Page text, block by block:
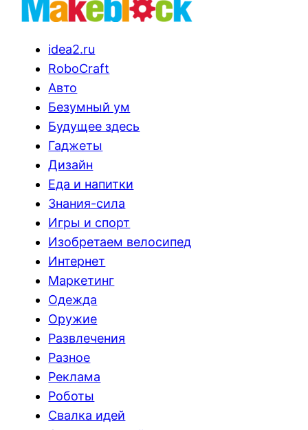
idea2.ru
RoboCraft
Авто
Безумный ум
Будущее здесь
Гаджеты
Дизайн
Еда и напитки
Знания-сила
Игры и спорт
Изобретаем велосипед
Интернет
Маркетинг
Одежда
Оружие
Развлечения
Разное
Реклама
Роботы
Свалка идей